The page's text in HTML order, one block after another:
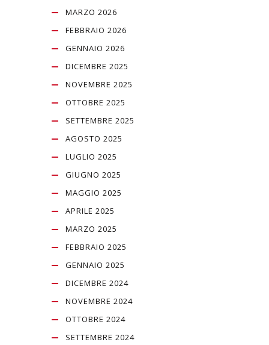
MARZO 2026
FEBBRAIO 2026
GENNAIO 2026
DICEMBRE 2025
NOVEMBRE 2025
OTTOBRE 2025
SETTEMBRE 2025
AGOSTO 2025
LUGLIO 2025
GIUGNO 2025
MAGGIO 2025
APRILE 2025
MARZO 2025
FEBBRAIO 2025
GENNAIO 2025
DICEMBRE 2024
NOVEMBRE 2024
OTTOBRE 2024
SETTEMBRE 2024